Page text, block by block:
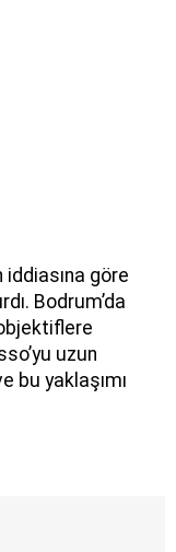
iddiasına göre
Bodrum’da
uzun
bu yaklaşımı